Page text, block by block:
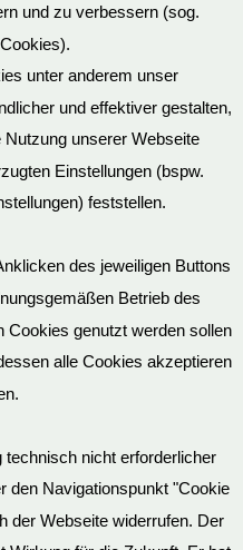
und zu verbessern (sog.
unter anderem unser
und effektiver gestalten,
unserer Webseite
Einstellungen (bspw.
feststellen.
des jeweiligen Buttons
Betrieb des
Cookies genutzt werden sollen
alle Cookies akzeptieren
technisch nicht erforderlicher
den Navigationspunkt "Cookie
der Webseite widerrufen. Der